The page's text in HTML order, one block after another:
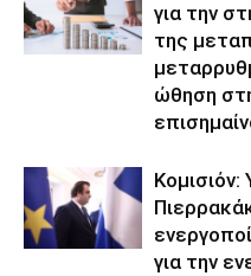
για την
της
ώθηση
για την